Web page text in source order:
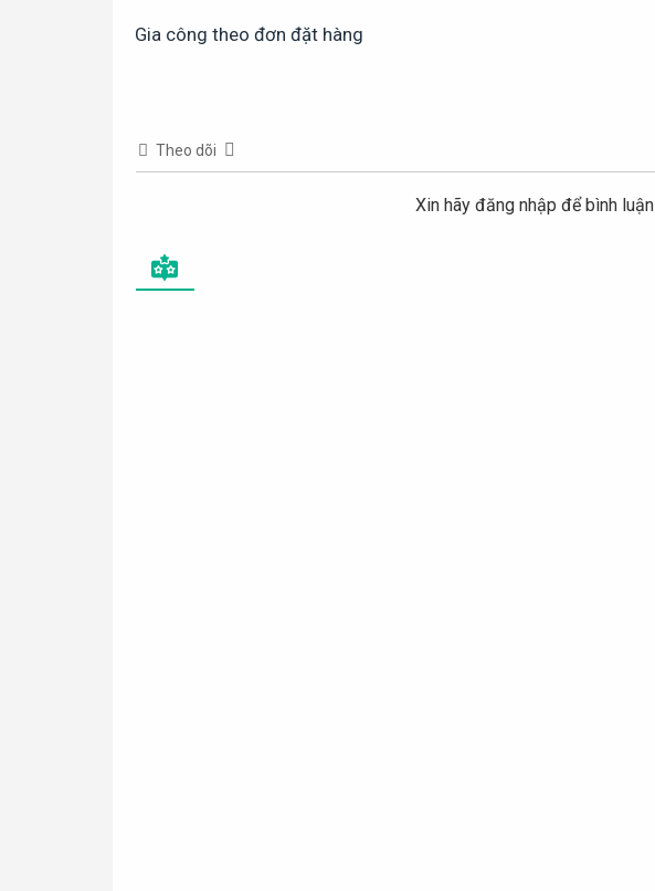
Gia công theo đơn đặt hàng
Theo dõi
Xin hãy đăng nhập để bình luận